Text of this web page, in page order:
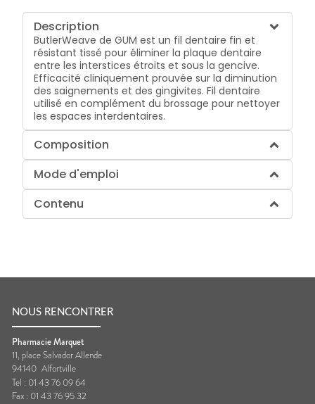
Description
ButlerWeave de GUM est un fil dentaire fin et
résistant tissé pour éliminer la plaque dentaire
entre les interstices étroits et sous la gencive.
Efficacité cliniquement prouvée sur la diminution
des saignements et des gingivites. Fil dentaire
utilisé en complément du brossage pour nettoyer
les espaces interdentaires.
Composition
Mode d'emploi
Contenu
NOUS RENCONTRER
Pharmacie Marquet
11, place Salvador Allende
94140 Alfortville
Tel : 01 43 76 09 64
Fax : 01 43 76 95 32